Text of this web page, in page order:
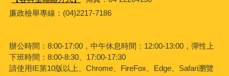
廉政檢舉專線：(04)2217-7186
辦公時間：8:00-17:00，中午休息時間：12:00-13:00，彈性上
下班時間：8:00-8:30、17:00-17:30
請使用IE第10版以上、Chrome、FireFox、Edge、Safari瀏覽